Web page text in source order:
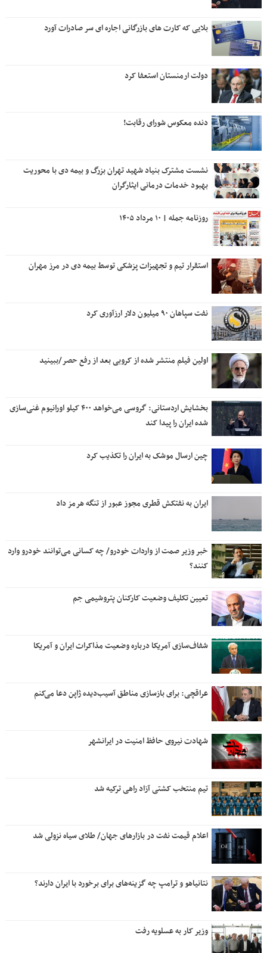
بلایی که کارت های بازرگانی اجاره ای سر صادرات آورد
دولت ارمنستان استعفا کرد
دنده معکوس شورای رقابت!
نشست مشترک بنیاد شهید تهران بزرگ و بیمه دی با محوریت
بهبود خدمات درمانی ایثارگران
روزنامه جمله | ۱۰ مرداد ۱۴۰۵
استقرار تیم و تجهیزات پزشکی توسط بیمه دی در مرز مهران
نفت سپاهان ۹۰ میلیون دلار ارزآوری کرد
اولین فیلم منتشر شده از کروبی بعد از رفع حصر/ببینید
بخشایش اردستانی: گروسی می‌خواهد ۴۰۰ کیلو اورانیوم غنی‌سازی
شده ایران را پیدا کند
چین ارسال موشک به ایران را تکذیب کرد
ایران به نفتکش قطری مجوز عبور از تنگه هرمز داد
خبر وزیر صمت از واردات خودرو/ چه کسانی می‌توانند خودرو وارد
کنند؟
تعیین تکلیف وضعیت کارکنان پتروشیمی جم
شفاف‌سازی آمریکا درباره وضعیت مذاکرات ایران و آمریکا
عراقچی: برای بازسازی مناطق آسیب‌دیده ژاپن دعا می‌کنم
شهادت نیروی حافظ امنیت در ایرانشهر
تیم منتخب کشتی آزاد راهی ترکیه شد
اعلام قیمت نفت در بازارهای جهان/ طلای سیاه نزولی شد
نتانیاهو و ترامپ چه گزینه‌های برای برخورد با ایران دارند؟
وزیر کار به عسلویه رفت